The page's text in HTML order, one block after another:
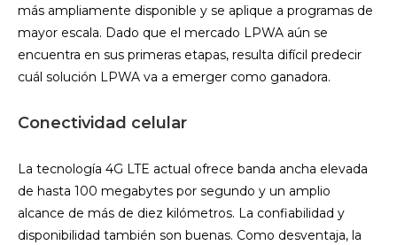
más ampliamente disponible y se aplique a programas de
mayor escala. Dado que el mercado LPWA aún se
encuentra en sus primeras etapas, resulta difícil predecir
cuál solución LPWA va a emerger como ganadora.
Conectividad celular
La tecnología 4G LTE actual ofrece banda ancha elevada
de hasta 100 megabytes por segundo y un amplio
alcance de más de diez kilómetros. La confiabilidad y
disponibilidad también son buenas. Como desventaja, la